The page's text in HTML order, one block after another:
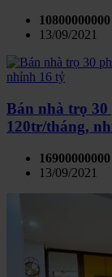
10800000000
13/09/2021
Bán nhà trọ 30
120tr/tháng,
16900000000
13/09/2021